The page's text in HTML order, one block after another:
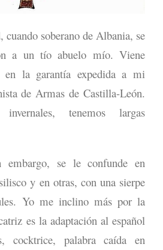
soberano de Albania, se
a un tío abuelo mío. Viene
en la garantía expedida a mi
de Armas de Castilla-León.
tenemos largas
se le confunde en
y en otras, con una sierpe
Yo me inclino más por la
es la adaptación al español
cocktrice, palabra caída en